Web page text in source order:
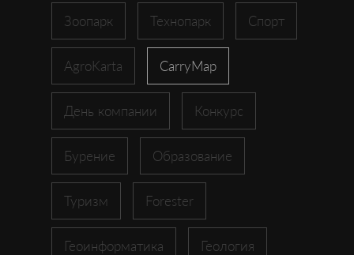
Зоопарк Технопарк Спорт
AgroKarta CarryMap
День компании Конкурс
Бурение Образование
Туризм Forester
Геоинформатика Геология